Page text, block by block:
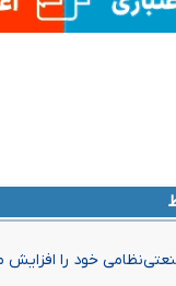
خود را